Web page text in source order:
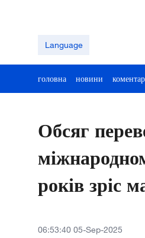
Language
головна новини
Обсяг
років зріс
06:53:40 05-Sep-2025